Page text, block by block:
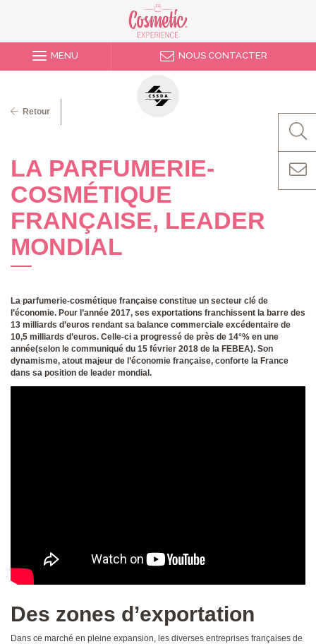
MENU NOUS CONTACTER
LA PARFUMERIE-
COSMÉTIQUE
FRANÇAISE, LEADER
MONDIAL
La parfumerie-cosmétique française constitue un secteur clé de
l’économie. Pour l’année 2017, ses exportations franchissent la barre des
13 milliards d’euros rendant sa balance commerciale excédentaire de
10,5 milliards d’euros. Celle-ci a progressé de près de 14°% en une
année(selon le communiqué du 15 février 2018 de la FEBEA). Son
dynamisme, atout majeur de l’économie française, conforte la France
dans sa position de leader mondial.
Des zones d’exportation
Dans ce marché en pleine expansion, les diverses entreprises françaises de
Retour